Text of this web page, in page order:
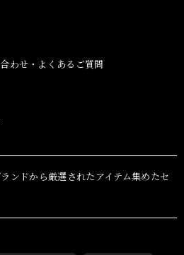
わせ・よくあるご質問
ンドから厳選されたアイテム集めたセ